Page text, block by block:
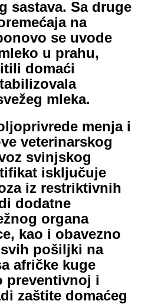
sastava. Sa druge
na
se uvode
u prahu,
domaći
mleka.
menja i
veterinarskog
svinjskog
isključuje
iz restriktivnih
dodatne
organa
kao i obavezno
pošiljki na
afričke kuge
preventivnoj i
zaštite domaćeg